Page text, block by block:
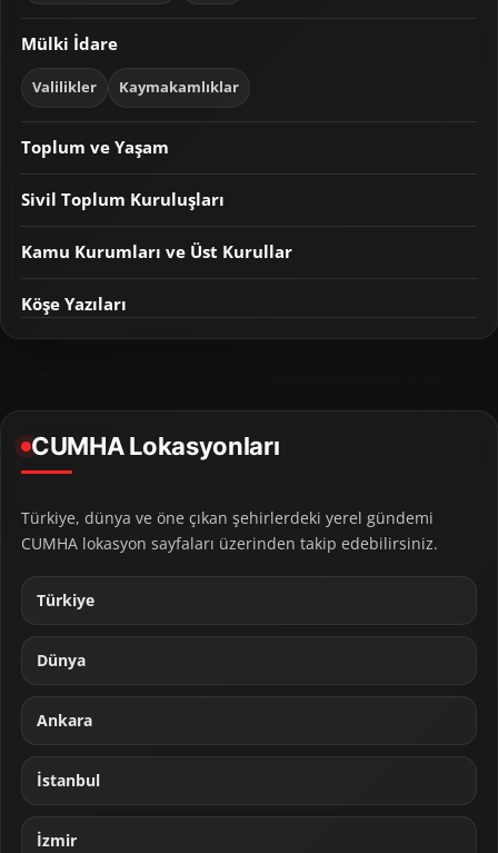
Mülki İdare
Valilikler Kaymakamlıklar
Toplum ve Yaşam
Sivil Toplum Kuruluşları
Kamu Kurumları ve Üst Kurullar
Köşe Yazıları
CUMHA Lokasyonları
Türkiye, dünya ve öne çıkan şehirlerdeki yerel gündemi
CUMHA lokasyon sayfaları üzerinden takip edebilirsiniz.
Türkiye
Dünya
Ankara
İstanbul
İzmir